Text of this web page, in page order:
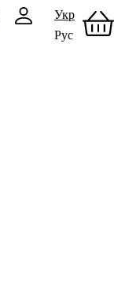
Укр
Рус